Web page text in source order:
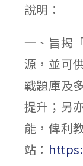
說明：
一、旨揭
源，並可
戰題庫及
提升；另
能，俾利
站：